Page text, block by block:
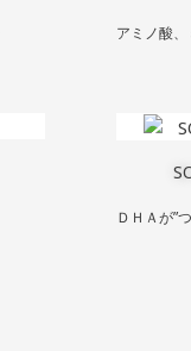
アミノ酸
ＤＨＡが”